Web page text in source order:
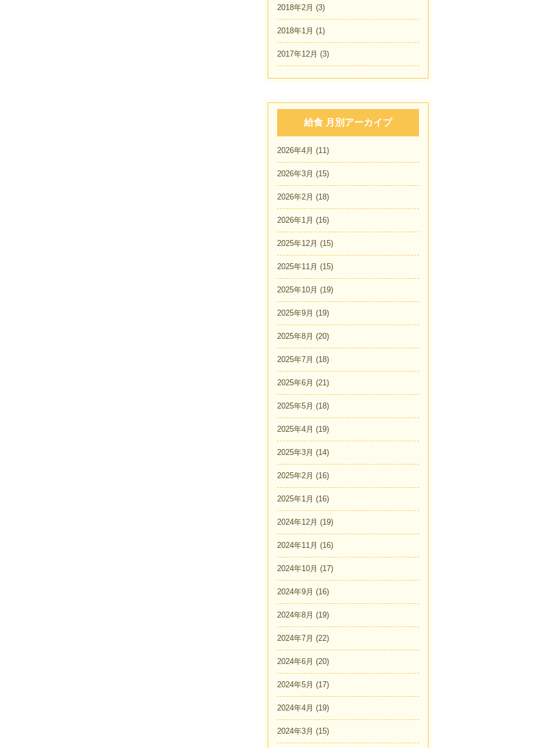
2018年2月 (3)
2018年1月 (1)
2017年12月 (3)
給食 月別アーカイブ
2026年4月 (11)
2026年3月 (15)
2026年2月 (18)
2026年1月 (16)
2025年12月 (15)
2025年11月 (15)
2025年10月 (19)
2025年9月 (19)
2025年8月 (20)
2025年7月 (18)
2025年6月 (21)
2025年5月 (18)
2025年4月 (19)
2025年3月 (14)
2025年2月 (16)
2025年1月 (16)
2024年12月 (19)
2024年11月 (16)
2024年10月 (17)
2024年9月 (16)
2024年8月 (19)
2024年7月 (22)
2024年6月 (20)
2024年5月 (17)
2024年4月 (19)
2024年3月 (15)